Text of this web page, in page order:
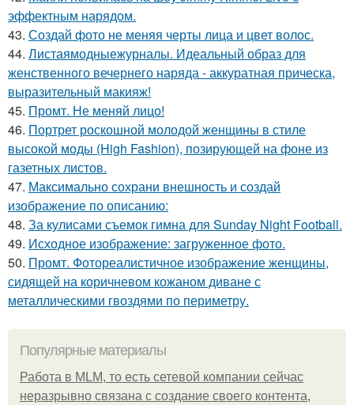
эффектным нарядом.
43. Создай фото не меняя черты лица и цвет волос.
44. Листаямодныежурналы. Идеальный образ для
женственного вечернего наряда - аккуратная прическа,
выразительный макияж!
45. Промт. Не меняй лицо!
46. Портрет роскошной молодой женщины в стиле
высокой моды (High Fashion), позирующей на фоне из
газетных листов.
47. Максимально сохрани внешность и создай
изображение по описанию:
48. За кулисами съемок гимна для Sunday Night Football.
49. Исходное изображение: загруженное фото.
50. Промт. Фотореалистичное изображение женщины,
сидящей на коричневом кожаном диване с
металлическими гвоздями по периметру.
Популярные материалы
Работа в MLM, то есть сетевой компании сейчас
неразрывно связана с создание своего контента,